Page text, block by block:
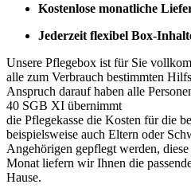
Kostenlose monatliche
Jederzeit flexibel Box-
Unsere Pflegebox ist für Sie
alle zum Verbrauch bestimmten
Anspruch darauf haben alle
40 SGB XI übernimmt
die Pflegekasse die Kosten für die
beispielsweise auch Eltern oder
Angehörigen gepflegt werden,
Monat liefern wir Ihnen die
Hause.